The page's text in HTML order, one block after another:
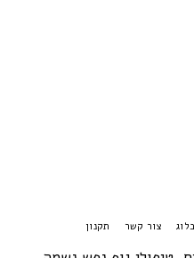
בלוג צור קשר תקנון